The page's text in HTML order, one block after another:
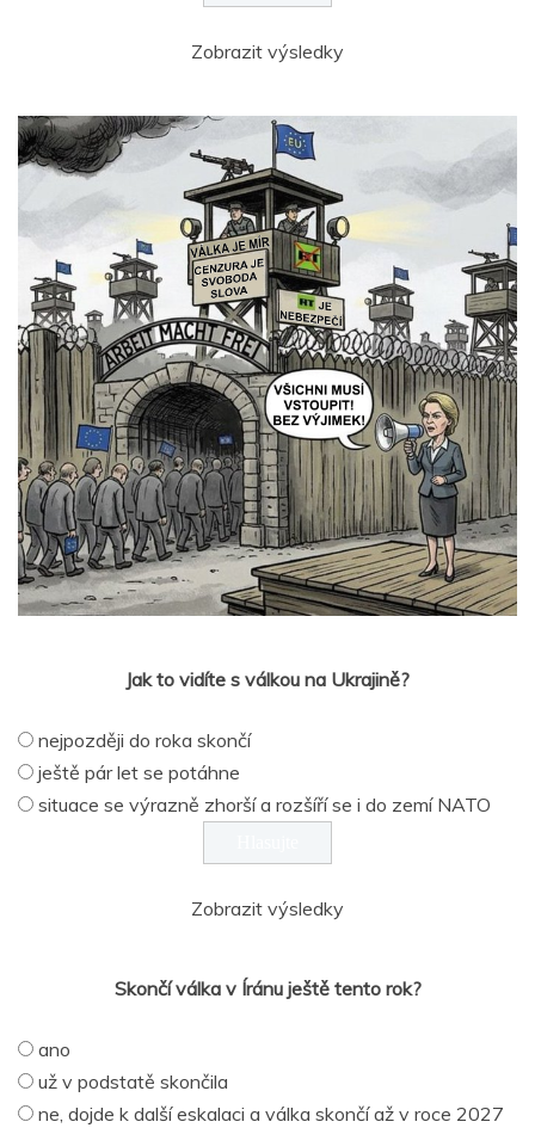
Zobrazit výsledky
Jak to vidíte s válkou na Ukrajině?
nejpozději do roka skončí
ještě pár let se potáhne
situace se výrazně zhorší a rozšíří se i do zemí NATO
Zobrazit výsledky
Skončí válka v Íránu ještě tento rok?
ano
už v podstatě skončila
ne, dojde k další eskalaci a válka skončí až v roce 2027